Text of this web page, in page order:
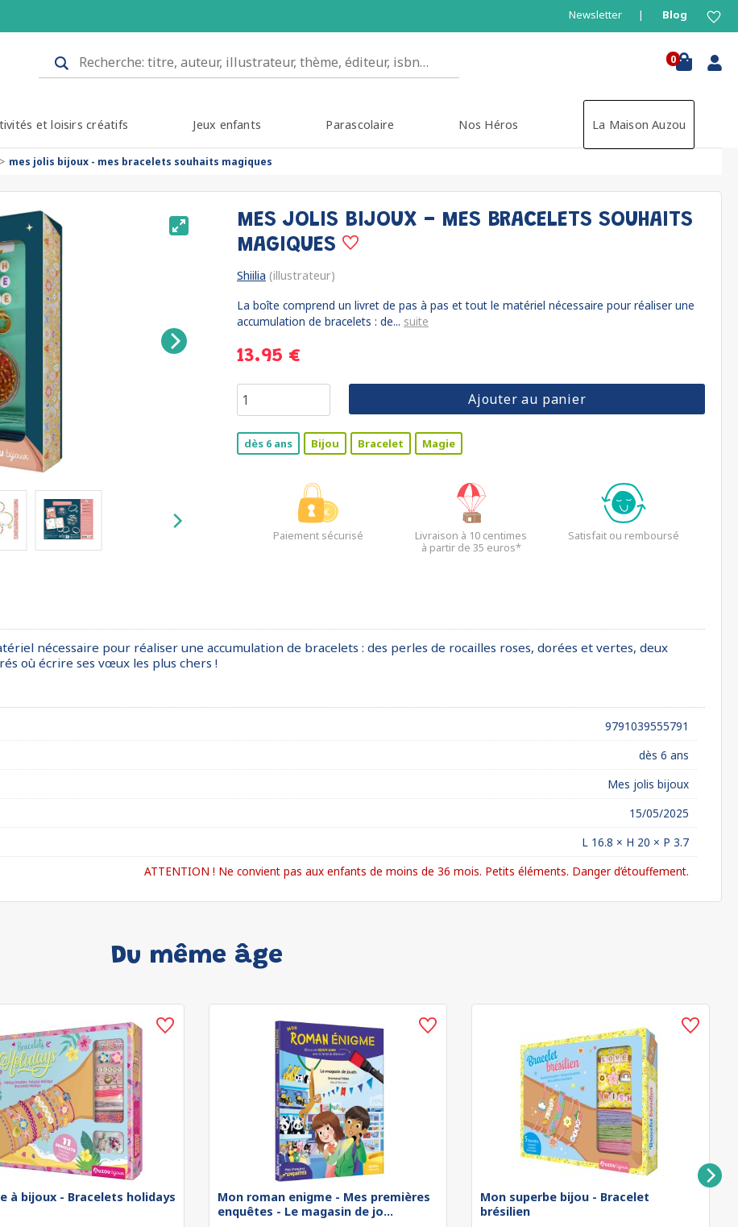
Newsletter Blog
0
et loisirs créatifs Jeux enfants Parascolaire Nos Héros La Maison Auzou
mes jolis bijoux - mes bracelets souhaits magiques
MES JOLIS BIJOUX - MES BRACELETS SOUHAITS
MAGIQUES
Shiilia (illustrateur)
La boîte comprend un livret de pas à pas et tout le matériel nécessaire pour réaliser une
accumulation de bracelets : de... suite
13.95 €
Ajouter au panier
dès 6 ans Bijou Bracelet Magie
Paiement sécurisé
Livraison à 10 centimes
à partir de 35 euros*
Satisfait ou remboursé
nécessaire pour réaliser une accumulation de bracelets : des perles de rocailles roses, dorées et vertes, deux
où écrire ses vœux les plus chers !
9791039555791
dès 6 ans
Mes jolis bijoux
15/05/2025
L 16.8 × H 20 × P 3.7
ATTENTION ! Ne convient pas aux enfants de moins de 36 mois. Petits éléments. Danger d’étouffement.
Du même âge
à bijoux - Bracelets holidays
Mon roman enigme - Mes premières
enquêtes - Le magasin de jo...
Mon superbe bijou - Bracelet
brésilien